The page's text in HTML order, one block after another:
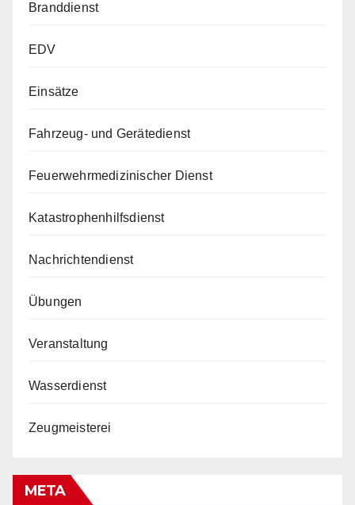
Branddienst
EDV
Einsätze
Fahrzeug- und Gerätedienst
Feuerwehrmedizinischer Dienst
Katastrophenhilfsdienst
Nachrichtendienst
Übungen
Veranstaltung
Wasserdienst
Zeugmeisterei
META